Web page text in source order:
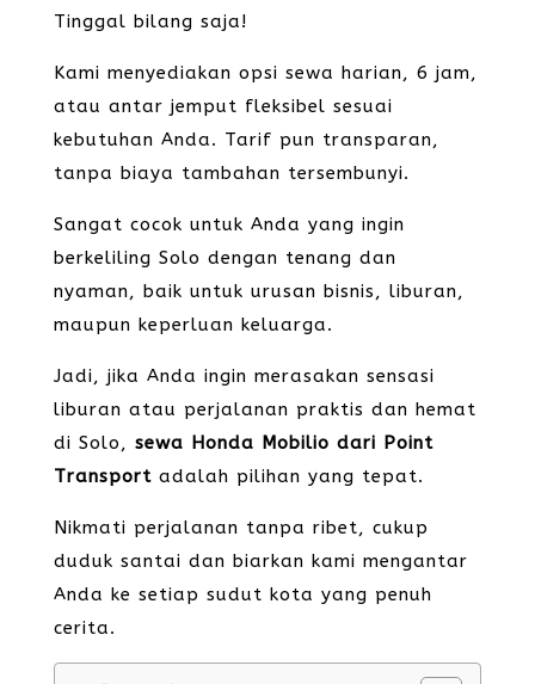
Tinggal bilang saja!
Kami menyediakan opsi sewa harian, 6 jam,
atau antar jemput fleksibel sesuai
kebutuhan Anda. Tarif pun transparan,
tanpa biaya tambahan tersembunyi.
Sangat cocok untuk Anda yang ingin
berkeliling Solo dengan tenang dan
nyaman, baik untuk urusan bisnis, liburan,
maupun keperluan keluarga.
Jadi, jika Anda ingin merasakan sensasi
liburan atau perjalanan praktis dan hemat
di Solo, sewa Honda Mobilio dari Point
Transportadalah pilihan yang tepat.
Nikmati perjalanan tanpa ribet, cukup
duduk santai dan biarkan kami mengantar
Anda ke setiap sudut kota yang penuh
cerita.